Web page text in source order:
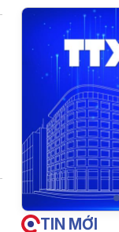
TIN MỚI